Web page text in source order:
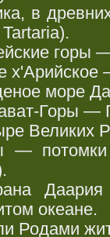
в
горы
х'Арийское
море
Горы —
Великих
— потомки
океане.
Родами